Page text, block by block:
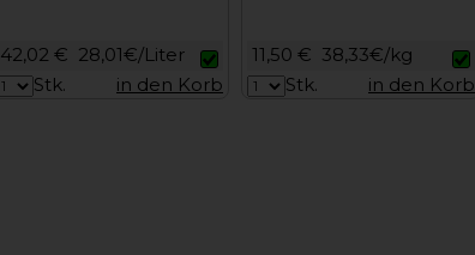
42,02 € 28,01€/Liter
Stk.
in den Korb
11,50 € 38,33€/kg
Stk.
in den Korb